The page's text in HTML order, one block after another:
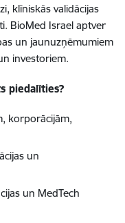
klīniskās validācijas
BioMed Israel aptver
un jaunuzņēmumiem
investoriem.
piedalīties?
korporācijām,
un
un MedTech